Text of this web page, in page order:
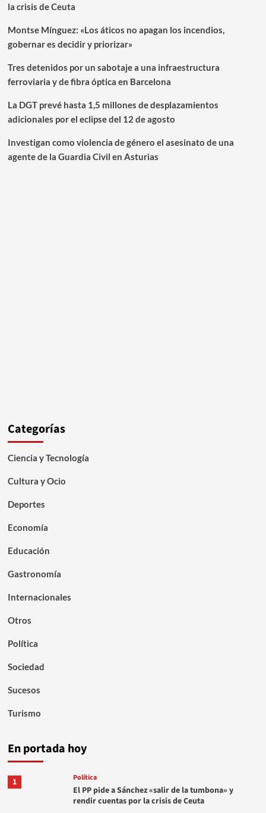
la crisis de Ceuta
Montse Mínguez: «Los áticos no apagan los incendios,
gobernar es decidir y priorizar»
Tres detenidos por un sabotaje a una infraestructura
ferroviaria y de fibra óptica en Barcelona
La DGT prevé hasta 1,5 millones de desplazamientos
adicionales por el eclipse del 12 de agosto
Investigan como violencia de género el asesinato de una
agente de la Guardia Civil en Asturias
Categorías
Ciencia y Tecnología
Cultura y Ocio
Deportes
Economía
Educación
Gastronomía
Internacionales
Otros
Política
Sociedad
Sucesos
Turismo
En portada hoy
1 Política
El PP pide a Sánchez «salir de la tumbona» y
rendir cuentas por la crisis de Ceuta